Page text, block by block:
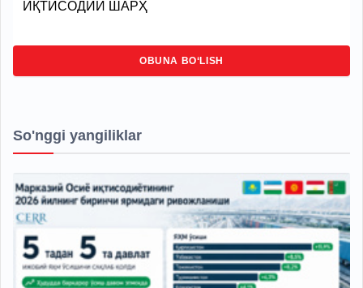
ИҚТИСОДИЙ ШАРҲ
OBUNA BO‘LISH
So'nggi yangiliklar